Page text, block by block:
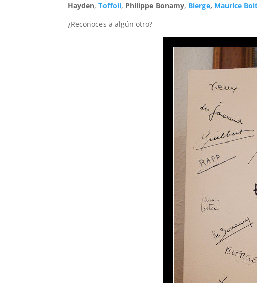
Hayden,Toffoli, Philippe Bonamy, Bierge, Maurice
¿Reconoces a algún otro?